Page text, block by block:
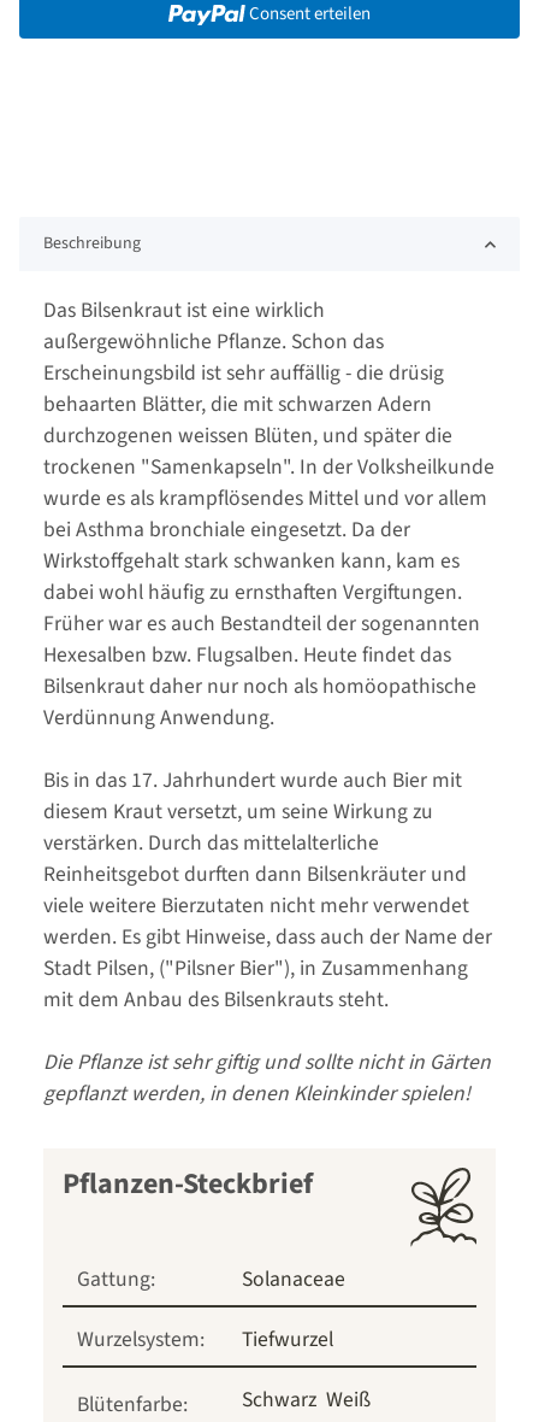
Consent erteilen
Beschreibung
Das Bilsenkraut ist eine wirklich
außergewöhnliche Pflanze. Schon das
Erscheinungsbild ist sehr auffällig - die drüsig
behaarten Blätter, die mit schwarzen Adern
durchzogenen weissen Blüten, und später die
trockenen "Samenkapseln". In der Volksheilkunde
wurde es als krampflösendes Mittel und vor allem
bei Asthma bronchiale eingesetzt. Da der
Wirkstoffgehalt stark schwanken kann, kam es
dabei wohl häufig zu ernsthaften Vergiftungen.
Früher war es auch Bestandteil der sogenannten
Hexesalben bzw. Flugsalben. Heute findet das
Bilsenkraut daher nur noch als homöopathische
Verdünnung Anwendung.
Bis in das 17. Jahrhundert wurde auch Bier mit
diesem Kraut versetzt, um seine Wirkung zu
verstärken. Durch das mittelalterliche
Reinheitsgebot durften dann Bilsenkräuter und
viele weitere Bierzutaten nicht mehr verwendet
werden. Es gibt Hinweise, dass auch der Name der
Stadt Pilsen, ("Pilsner Bier"), in Zusammenhang
mit dem Anbau des Bilsenkrauts steht.
Die Pflanze ist sehr giftig und sollte nicht in Gärten
gepflanzt werden, in denen Kleinkinder spielen!
Pflanzen-Steckbrief
Gattung:
Solanaceae
Wurzelsystem:
Tiefwurzel
Blütenfarbe: Schwarz Weiß